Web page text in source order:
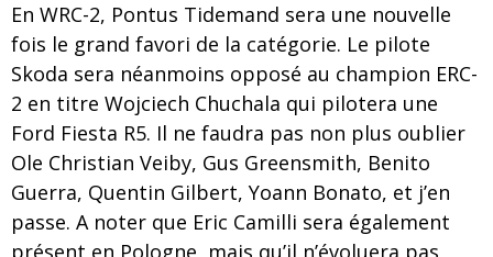
En WRC-2, Pontus Tidemand sera une nouvelle
fois le grand favori de la catégorie. Le pilote
Skoda sera néanmoins opposé au champion ERC-
2 en titre Wojciech Chuchala qui pilotera une
Ford Fiesta R5. Il ne faudra pas non plus oublier
Ole Christian Veiby, Gus Greensmith, Benito
Guerra, Quentin Gilbert, Yoann Bonato, et j’en
passe. A noter que Eric Camilli sera également
présent en Pologne, mais qu’il n’évoluera pas